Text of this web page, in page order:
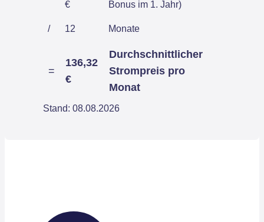
€
Bonus im 1. Jahr)
/ 12 Monate
=
136,32
€
Durchschnittlicher
Strompreis pro
Monat
Stand: 08.08.2026